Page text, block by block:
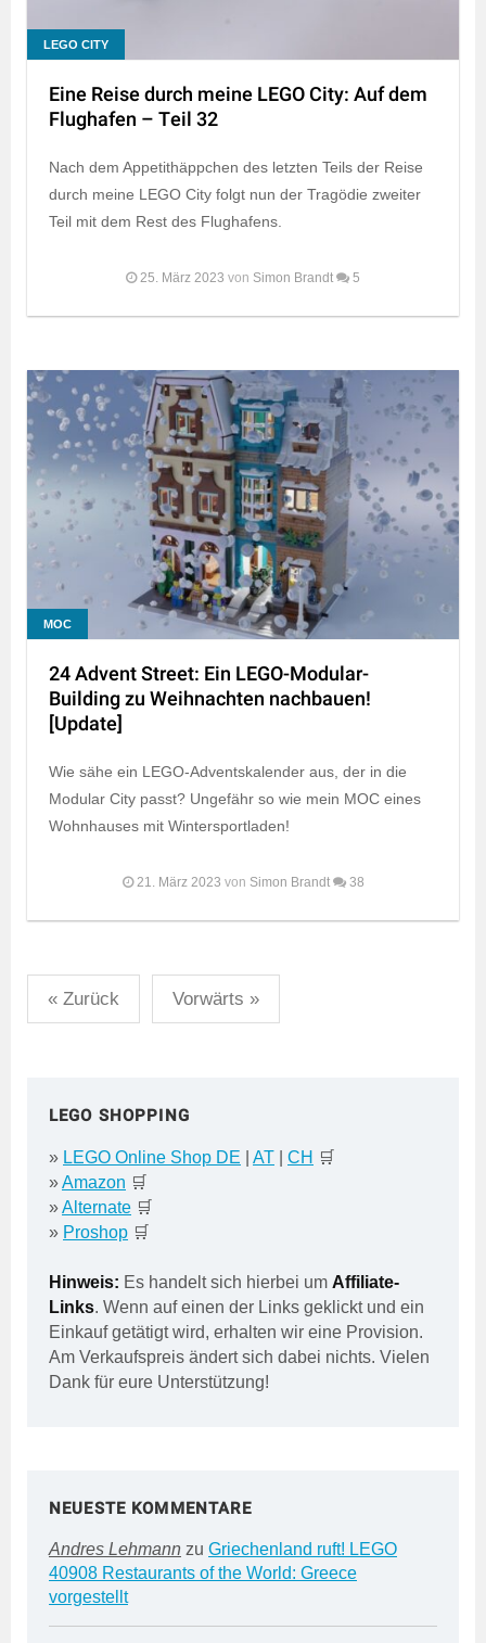
LEGO CITY
Eine Reise durch meine LEGO City: Auf dem
Flughafen – Teil 32
Nach dem Appetithäppchen des letzten Teils der Reise
durch meine LEGO City folgt nun der Tragödie zweiter
Teil mit dem Rest des Flughafens.
25. März 2023 von Simon Brandt 5
MOC
24 Advent Street: Ein LEGO-Modular-
Building zu Weihnachten nachbauen!
[Update]
Wie sähe ein LEGO-Adventskalender aus, der in die
Modular City passt? Ungefähr so wie mein MOC eines
Wohnhauses mit Wintersportladen!
21. März 2023 von Simon Brandt 38
Seitennummerierung
der
« Zurück Vorwärts »
LEGO SHOPPING
» LEGO Online Shop DE AT CH 🛒
»Amazon 🛒
»Alternate 🛒
» Proshop 🛒
Hinweis: Es handelt sich hierbei um Affiliate-
Links. Wenn auf einen der Links geklickt und ein
Einkauf getätigt wird, erhalten wir eine Provision.
Am Verkaufspreis ändert sich dabei nichts. Vielen
Dank für eure Unterstützung!
NEUESTE KOMMENTARE
Andres Lehmann zu Griechenland ruft! LEGO
40908 Restaurants of the World: Greece
vorgestellt